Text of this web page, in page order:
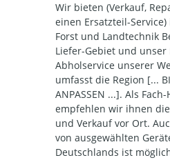
Wir bieten (Verkauf,
einen Ersatzteil-Service)
Forst und Landtechnik
Liefer-Gebiet und unser
Abholservice unserer
umfasst die Region [...
ANPASSEN ...]. Als
empfehlen wir ihnen
und Verkauf vor Ort.
von ausgewählten
Deutschlands ist